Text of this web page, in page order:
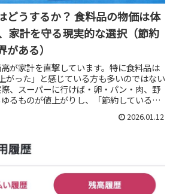
どうするか？ 食料品の物価は体
家計を守る現実的な選択（節約
ある）
が家計を直撃しています。特に食料品は
がった」と感じている方も多いのではない
、スーパーに行けば・卵・パン・肉、野
るものが値上がりし、「節約しているの
2026.01.12